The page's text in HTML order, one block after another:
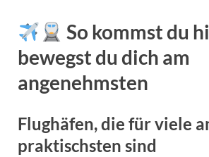
So kommst du
bewegst du dich am
angenehmsten
Flughäfen, die für viele
praktischsten sind